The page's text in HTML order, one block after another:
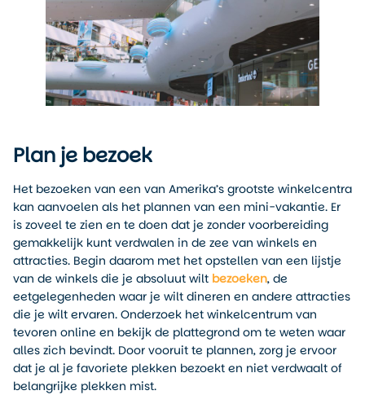
Plan je bezoek
Het bezoeken van een van Amerika’s grootste winkelcentra
kan aanvoelen als het plannen van een mini-vakantie. Er
is zoveel te zien en te doen dat je zonder voorbereiding
gemakkelijk kunt verdwalen in de zee van winkels en
attracties. Begin daarom met het opstellen van een lijstje
van de winkels die je absoluut wilt bezoeken, de
eetgelegenheden waar je wilt dineren en andere attracties
die je wilt ervaren. Onderzoek het winkelcentrum van
tevoren online en bekijk de plattegrond om te weten waar
alles zich bevindt. Door vooruit te plannen, zorg je ervoor
dat je al je favoriete plekken bezoekt en niet verdwaalt of
belangrijke plekken mist.